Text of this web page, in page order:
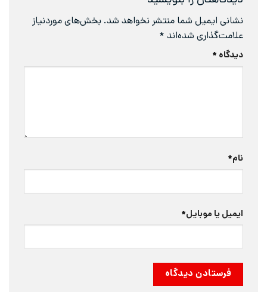
نشانی ایمیل شما منتشر نخواهد شد.بخش‌های موردنیاز
علامت‌گذاری شده‌اند*
دیدگاه*
نام*
ایمیل یا موبایل*